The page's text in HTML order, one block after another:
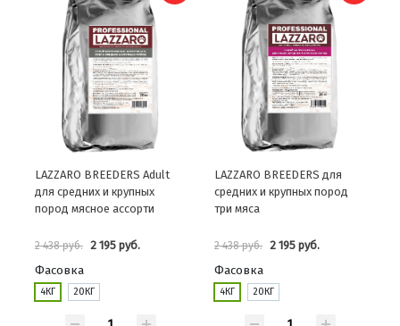
LAZZARO BREEDERS Adult
для средних и крупных
пород мясное ассорти
2 438 руб. 2 195 руб.
Фасовка
4КГ 20КГ
LAZZARO BREEDERS для
средних и крупных пород
три мяса
2 438 руб. 2 195 руб.
Фасовка
4КГ 20КГ